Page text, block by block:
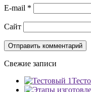
E-mail *
Сайт
Свежие записи